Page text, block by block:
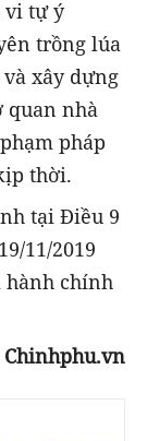
vi tự ý
trồng lúa
xây dựng
quan nhà
pháp
thời.
tại Điều 9
11/2019
hành chính
Chinhphu.vn